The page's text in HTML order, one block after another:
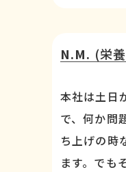
N.M. (栄
本社は土日
で、何か問
ち上げの時
ます。でも